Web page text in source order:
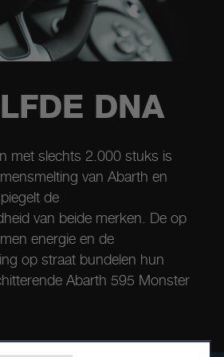
verwijzen allemaal
naar de motor van Rossi
DNA
met slechts 2.000 stuks is
van Abarth en
de
van beide merken. De op
energie en de
op straat bundelen hun
Abarth 595 Monster